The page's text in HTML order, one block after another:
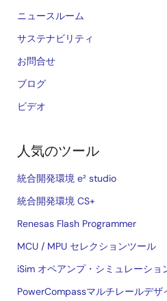
ニュースルーム
サステナビリティ
お問合せ
ブログ
ビデオ
人気のツール
統合開発環境 e² studio
統合開発環境 CS+
Renesas Flash Programmer
MCU / MPU セレクションツール
iSim オペアンプ・シミュレーショ
PowerCompassマルチレールデザ